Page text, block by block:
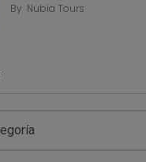
By Nubia Tours